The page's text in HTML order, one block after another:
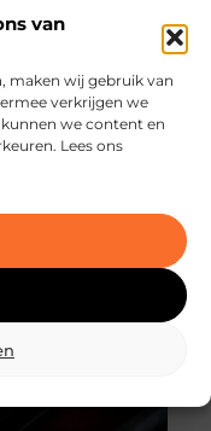
van
maken wij gebruik van
verkrijgen we
we content en
Lees ons
van Je
keerpunt in je
het meest
bruid-tot-be,